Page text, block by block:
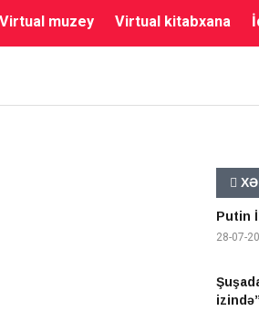
Virtual muzey Virtual kitabxana
Putin
28-07-